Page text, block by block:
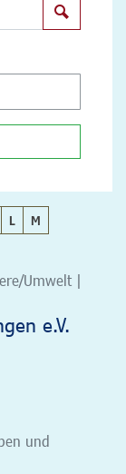
L
M
Umwelt |
e.V.
und